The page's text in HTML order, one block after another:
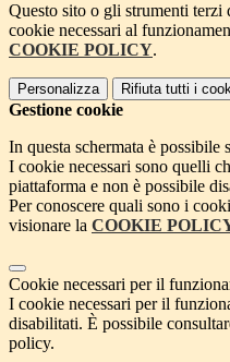
Questo sito o gli strumenti
cookie necessari al
COOKIE POLICY.
Personalizza Rifiuta tutti i
Gestione cookie
In questa schermata è
I cookie necessari sono quelli
piattaforma e non è possibile
Per conoscere quali sono i
visionare la COOKIE
Cookie necessari per il
I cookie necessari per il
disabilitati. È possibile
policy.